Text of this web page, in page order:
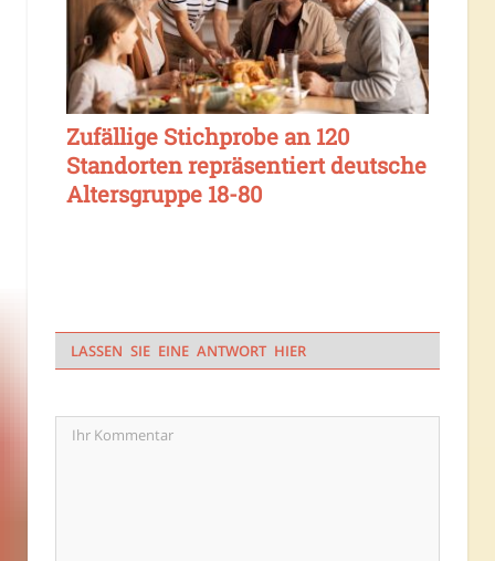
Zufällige Stichprobe an 120
Standorten repräsentiert deutsche
Altersgruppe 18-80
LASSEN SIE EINE ANTWORT HIER